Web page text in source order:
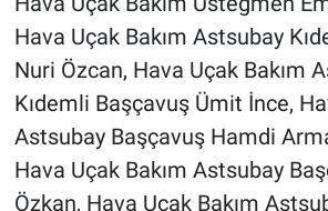
Hava Uçak Bakım Astsubay
Nuri Özcan, Hava Uçak Bakım
Kıdemli Başçavuş Ümit İnce,
Astsubay Başçavuş Hamdi
Hava Uçak Bakım Astsubay
Özkan, Hava Uçak Bakım